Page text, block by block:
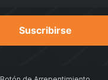
Suscribirse